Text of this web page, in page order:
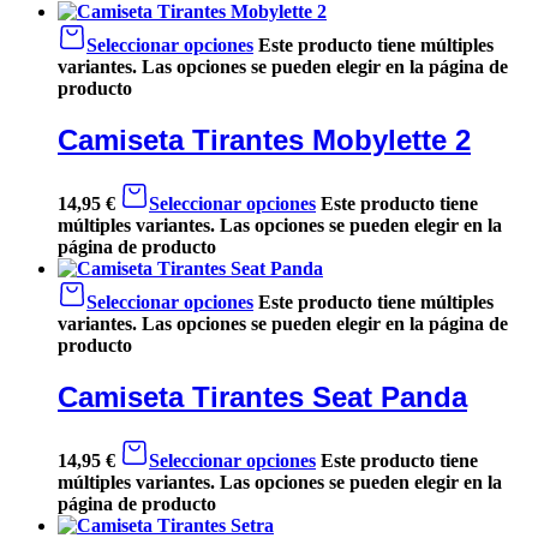
Seleccionar opciones Este producto tiene múltiples
variantes. Las opciones se pueden elegir en la página de
producto
Camiseta Tirantes Mobylette 2
14,95 € Seleccionar opciones Este producto tiene
múltiples variantes. Las opciones se pueden elegir en la
página de producto
Seleccionar opciones Este producto tiene múltiples
variantes. Las opciones se pueden elegir en la página de
producto
Camiseta Tirantes Seat Panda
14,95 € Seleccionar opciones Este producto tiene
múltiples variantes. Las opciones se pueden elegir en la
página de producto